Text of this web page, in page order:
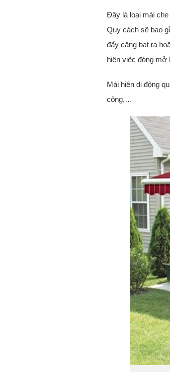
Đây là loại mái
Quy cách sẽ bao
đẩy căng bạt ra
hiện việc đóng mở
Mái hiên di động
công,…